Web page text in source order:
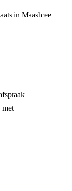
in Maasbree
met